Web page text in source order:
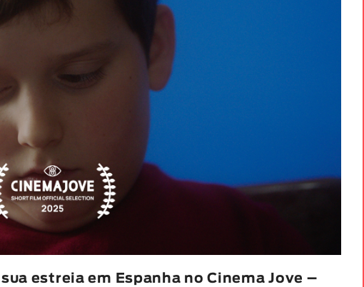
estreia em Espanha no Cinema Jove –